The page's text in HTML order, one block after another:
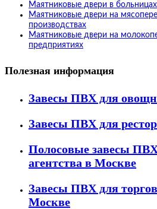
Маятниковые двери в больницах
Маятниковые двери на
производствах
Маятниковые двери на
предприятиях
Полезная информация
Завесы ПВХ для
Завесы ПВХ для
Полосовые завесы
агентства в Москве
Завесы ПВХ для
Москве